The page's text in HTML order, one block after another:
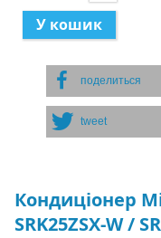
поделиться
tweet
Кондиціонер
SRK25ZSX-W /